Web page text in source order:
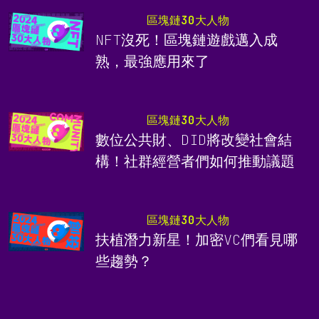
區塊鏈30大人物
NFT沒死！區塊鏈遊戲邁入成
熟，最強應用來了
區塊鏈30大人物
數位公共財、DID將改變社會結
構！社群經營者們如何推動議題
區塊鏈30大人物
扶植潛力新星！加密VC們看見哪
些趨勢？